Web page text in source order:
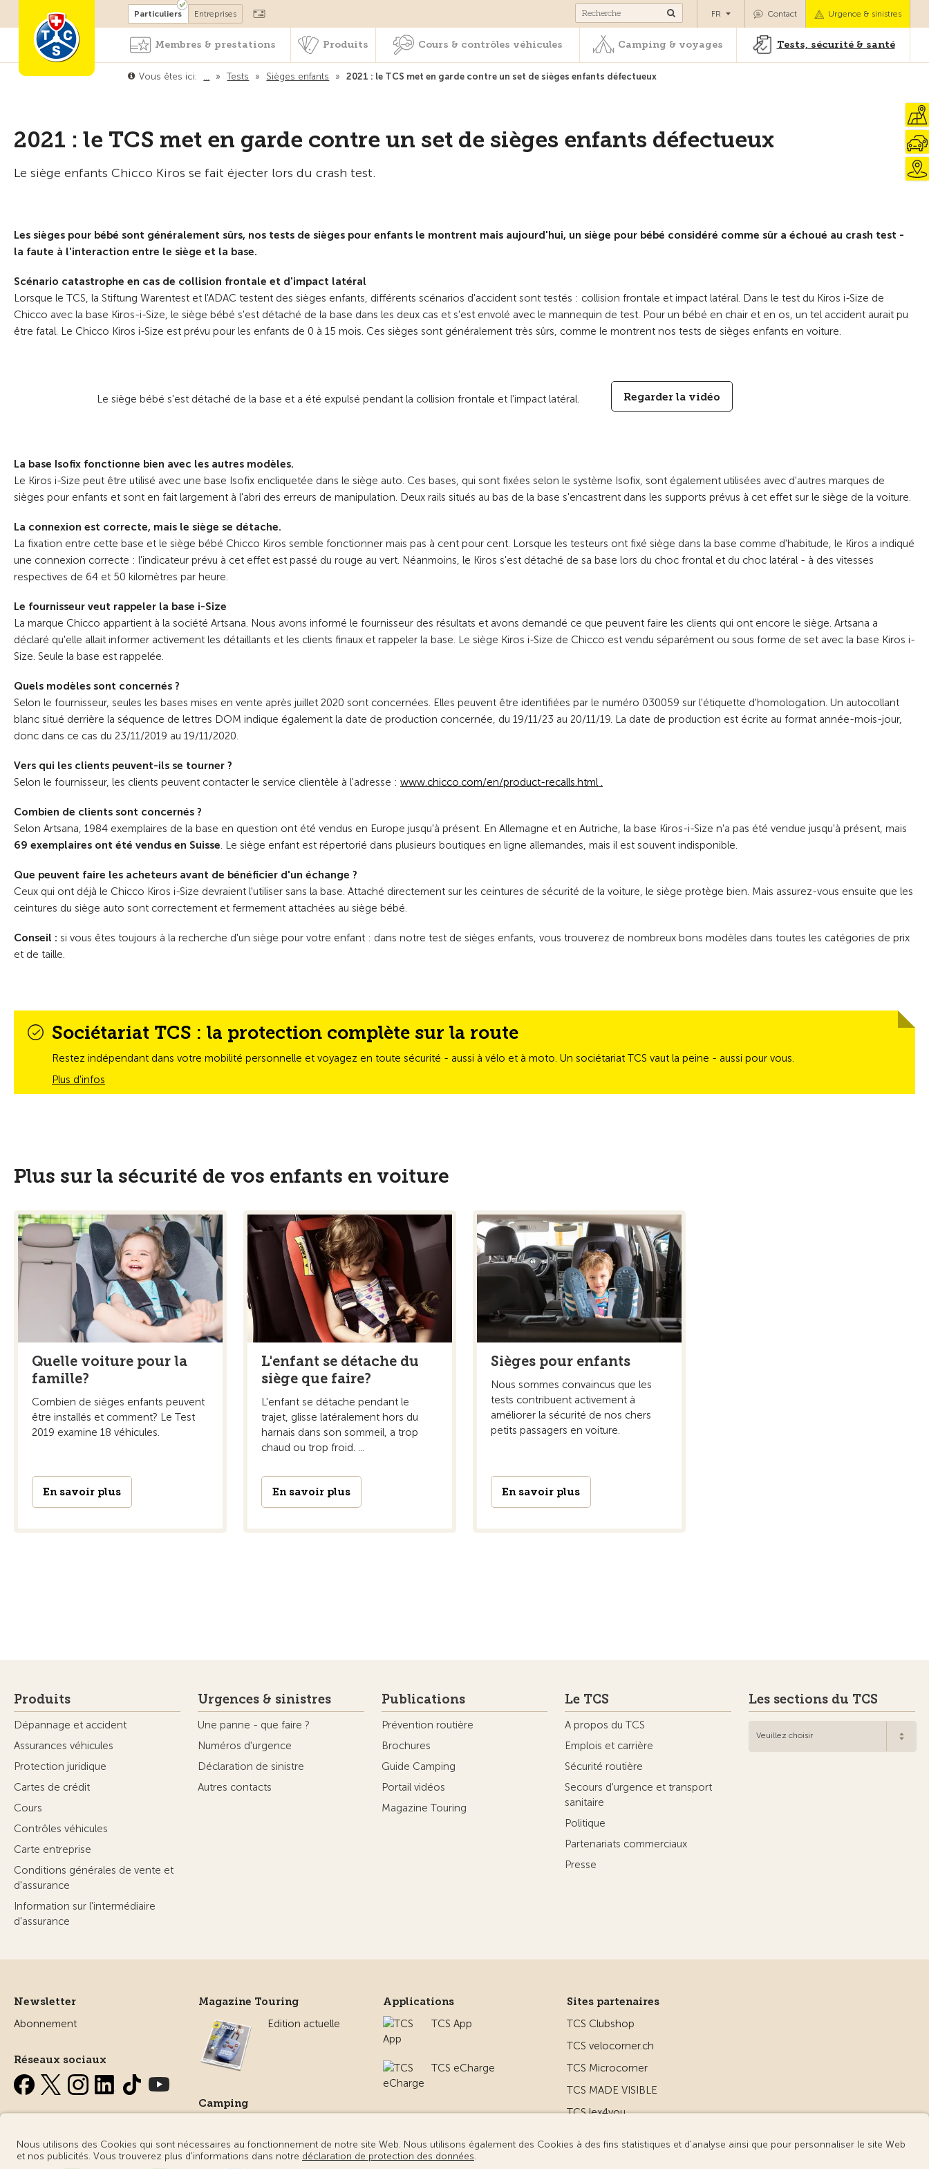
Devenir membre Cours & contrôles véhicules Camping & voyages Tests, sécurité & santé
Particuliers Entreprises Contact Urgence & sinistres
FR
Membres & prestations Produits Cours & contrôles véhicules Camping & voyages Tests, sécurité & santé
Vous êtes ici: … » Tests » Sièges enfants » 2021 : le TCS met en garde contre un set de sièges enfants défectueux
2021 : le TCS met en garde contre un set de sièges enfants défectueux
Le siège enfants Chicco Kiros se fait éjecter lors du crash test.
Les sièges pour bébé sont généralement sûrs, nos tests de sièges pour enfants le montrent mais aujourd'hui, un siège pour bébé considéré comme sûr a échoué au crash test -
la faute à l'interaction entre le siège et la base.
Scénario catastrophe en cas de collision frontale et d'impact latéral
Lorsque le TCS, la Stiftung Warentest et l'ADAC testent des sièges enfants, différents scénarios d'accident sont testés : collision frontale et impact latéral. Dans le test du Kiros i-Size de
Chicco avec la base Kiros-i-Size, le siège bébé s'est détaché de la base dans les deux cas et s'est envolé avec le mannequin de test. Pour un bébé en chair et en os, un tel accident aurait pu
être fatal. Le Chicco Kiros i-Size est prévu pour les enfants de 0 à 15 mois. Ces sièges sont généralement très sûrs, comme le montrent nos tests de sièges enfants en voiture.
Le siège bébé s'est détaché de la base et a été expulsé pendant la collision frontale et l'impact latéral. Regarder la vidéo
La base Isofix fonctionne bien avec les autres modèles.
Le Kiros i-Size peut être utilisé avec une base Isofix encliquetée dans le siège auto. Ces bases, qui sont fixées selon le système Isofix, sont également utilisées avec d'autres marques de
sièges pour enfants et sont en fait largement à l'abri des erreurs de manipulation. Deux rails situés au bas de la base s'encastrent dans les supports prévus à cet effet sur le siège de la voiture.
La connexion est correcte, mais le siège se détache.
La fixation entre cette base et le siège bébé Chicco Kiros semble fonctionner mais pas à cent pour cent. Lorsque les testeurs ont fixé siège dans la base comme d'habitude, le Kiros a indiqué
une connexion correcte : l'indicateur prévu à cet effet est passé du rouge au vert. Néanmoins, le Kiros s'est détaché de sa base lors du choc frontal et du choc latéral - à des vitesses
respectives de 64 et 50 kilomètres par heure.
Le fournisseur veut rappeler la base i-Size
La marque Chicco appartient à la société Artsana. Nous avons informé le fournisseur des résultats et avons demandé ce que peuvent faire les clients qui ont encore le siège. Artsana a
déclaré qu'elle allait informer activement les détaillants et les clients finaux et rappeler la base. Le siège Kiros i-Size de Chicco est vendu séparément ou sous forme de set avec la base Kiros i-
Size. Seule la base est rappelée.
Quels modèles sont concernés ?
Selon le fournisseur, seules les bases mises en vente après juillet 2020 sont concernées. Elles peuvent être identifiées par le numéro 030059 sur l'étiquette d'homologation. Un autocollant
blanc situé derrière la séquence de lettres DOM indique également la date de production concernée, du 19/11/23 au 20/11/19. La date de production est écrite au format année-mois-jour,
donc dans ce cas du 23/11/2019 au 19/11/2020.
Vers qui les clients peuvent-ils se tourner ?
Selon le fournisseur, les clients peuvent contacter le service clientèle à l'adresse : www.chicco.com/en/product-recalls.html .
Combien de clients sont concernés ?
Selon Artsana, 1984 exemplaires de la base en question ont été vendus en Europe jusqu'à présent. En Allemagne et en Autriche, la base Kiros-i-Size n'a pas été vendue jusqu'à présent, mais
69 exemplaires ont été vendus en Suisse. Le siège enfant est répertorié dans plusieurs boutiques en ligne allemandes, mais il est souvent indisponible.
Que peuvent faire les acheteurs avant de bénéficier d'un échange ?
Ceux qui ont déjà le Chicco Kiros i-Size devraient l'utiliser sans la base. Attaché directement sur les ceintures de sécurité de la voiture, le siège protège bien. Mais assurez-vous ensuite que les
ceintures du siège auto sont correctement et fermement attachées au siège bébé.
Conseil : si vous êtes toujours à la recherche d'un siège pour votre enfant : dans notre test de sièges enfants, vous trouverez de nombreux bons modèles dans toutes les catégories de prix
et de taille.
Sociétariat TCS : la protection complète sur la route
Restez indépendant dans votre mobilité personnelle et voyagez en toute sécurité - aussi à vélo et à moto. Un sociétariat TCS vaut la peine - aussi pour vous.
Plus d'infos
Plus sur la sécurité de vos enfants en voiture
Quelle voiture pour la
famille?
Combien de sièges enfants peuvent
être installés et comment? Le Test
2019 examine 18 véhicules.
En savoir plus
L'enfant se détache du
siège que faire?
L'enfant se détache pendant le
trajet, glisse latéralement hors du
harnais dans son sommeil, a trop
chaud ou trop froid. ...
En savoir plus
Sièges pour enfants
Nous sommes convaincus que les
tests contribuent activement à
améliorer la sécurité de nos chers
petits passagers en voiture.
En savoir plus
Produits
Dépannage et accident
Assurances véhicules
Protection juridique
Cartes de crédit
Cours
Contrôles véhicules
Carte entreprise
Conditions générales de vente et
d'assurance
Information sur l'intermédiaire
d'assurance
Urgences & sinistres
Une panne - que faire ?
Numéros d'urgence
Déclaration de sinistre
Autres contacts
Publications
Prévention routière
Brochures
Guide Camping
Portail vidéos
Magazine Touring
Le TCS
A propos du TCS
Emplois et carrière
Sécurité routière
Secours d'urgence et transport
sanitaire
Politique
Partenariats commerciaux
Presse
Les sections du TCS
Veuillez choisir
Newsletter
Abonnement
Réseaux sociaux
Magazine Touring
Edition actuelle
Camping
Applications
TCS App
TCS eCharge
Sites partenaires
TCS Clubshop
TCS velocorner.ch
TCS Microcorner
TCS MADE VISIBLE
TCS lex4you